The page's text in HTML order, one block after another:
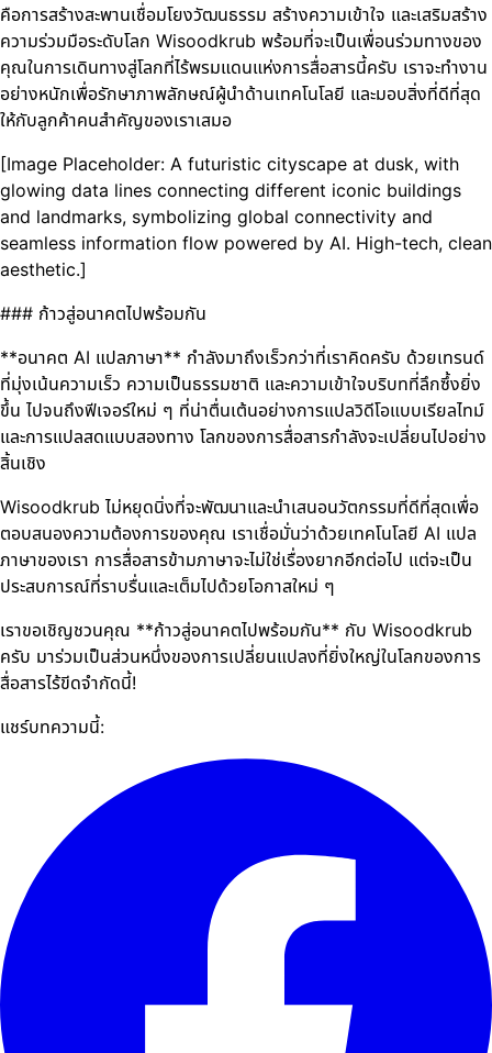
คือการสร้างสะพานเชื่อมโยงวัฒนธรรม สร้างความเข้าใจ และเสริมสร้าง
ความร่วมมือระดับโลก Wisoodkrub พร้อมที่จะเป็นเพื่อนร่วมทางของ
คุณในการเดินทางสู่โลกที่ไร้พรมแดนแห่งการสื่อสารนี้ครับ เราจะทำงาน
อย่างหนักเพื่อรักษาภาพลักษณ์ผู้นำด้านเทคโนโลยี และมอบสิ่งที่ดีที่สุด
ให้กับลูกค้าคนสำคัญของเราเสมอ
[Image Placeholder: A futuristic cityscape at dusk, with
glowing data lines connecting different iconic buildings
and landmarks, symbolizing global connectivity and
seamless information flow powered by AI. High-tech, clean
aesthetic.]
### ก้าวสู่อนาคตไปพร้อมกัน
**อนาคต AI แปลภาษา** กำลังมาถึงเร็วกว่าที่เราคิดครับ ด้วยเทรนด์
ที่มุ่งเน้นความเร็ว ความเป็นธรรมชาติ และความเข้าใจบริบทที่ลึกซึ้งยิ่ง
ขึ้น ไปจนถึงฟีเจอร์ใหม่ ๆ ที่น่าตื่นเต้นอย่างการแปลวิดีโอแบบเรียลไทม์
และการแปลสดแบบสองทาง โลกของการสื่อสารกำลังจะเปลี่ยนไปอย่าง
สิ้นเชิง
Wisoodkrub ไม่หยุดนิ่งที่จะพัฒนาและนำเสนอนวัตกรรมที่ดีที่สุดเพื่อ
ตอบสนองความต้องการของคุณ เราเชื่อมั่นว่าด้วยเทคโนโลยี AI แปล
ภาษาของเรา การสื่อสารข้ามภาษาจะไม่ใช่เรื่องยากอีกต่อไป แต่จะเป็น
ประสบการณ์ที่ราบรื่นและเต็มไปด้วยโอกาสใหม่ ๆ
เราขอเชิญชวนคุณ **ก้าวสู่อนาคตไปพร้อมกัน** กับ Wisoodkrub
ครับ มาร่วมเป็นส่วนหนึ่งของการเปลี่ยนแปลงที่ยิ่งใหญ่ในโลกของการ
สื่อสารไร้ขีดจำกัดนี้!
แชร์บทความนี้: